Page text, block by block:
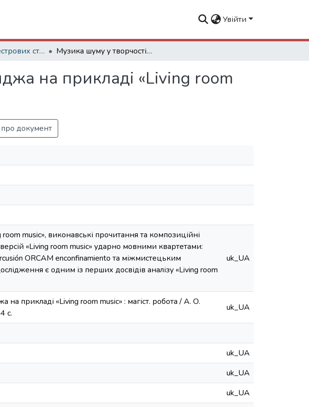
Увійти
Кафедра оркестрових струнних інструментів Музика шуму у творчості Джона Кейджа на прикладі «Living room music»
на прикладі «Living room
документ
music», виконавські прочитання та композиційні
«Living room music» ударно мовними квартетами:
ORCAM enconfinamiento та міжмистецьким
є одним із перших досвідів аналізу «Living room
uk_UA
прикладі «Living room music» : магіст. робота / А. О.
с.
uk_UA
uk_UA
uk_UA
uk_UA